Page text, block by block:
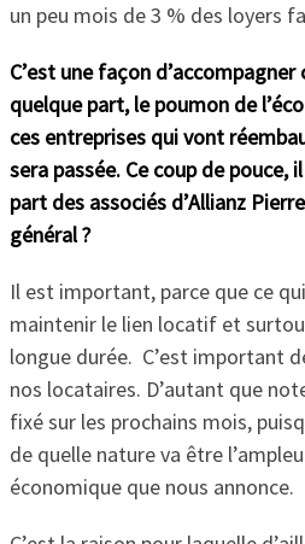
un peu mois de 3 % des loyers
C’est une façon
quelque part, le poumon de
ces entreprises qui vont
sera passée. Ce coup de pouce,
part des associés d’Allianz
général ?
Il est important, parce que ce
maintenir le lien locatif et
longue durée. C’est important
nos locataires. D’autant que
fixé sur les prochains mois,
de quelle nature va être
économique que nous annonce.